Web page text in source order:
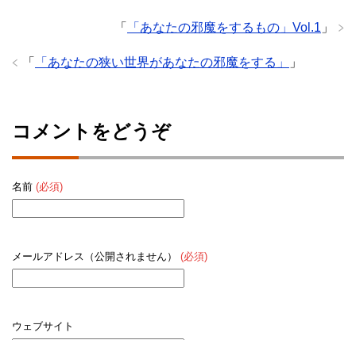
「 「あなたの邪魔をするもの」Vol.1 」
「 「あなたの狭い世界があなたの邪魔をする」 」
コメントをどうぞ
名前 (必須)
メールアドレス（公開されません） (必須)
ウェブサイト